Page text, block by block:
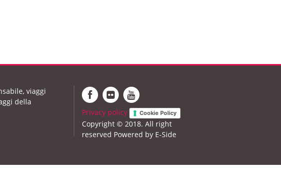
viaggi
della
Privacy policy Cookie Policy
Copyright © 2018. All right
reserved Powered by E-Side